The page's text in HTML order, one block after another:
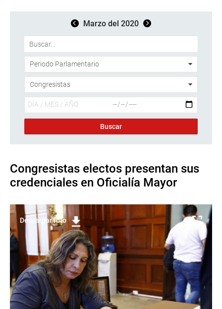
Marzo del 2020
Congresistas electos presentan sus
credenciales en Oficialía Mayor
Descargar foto